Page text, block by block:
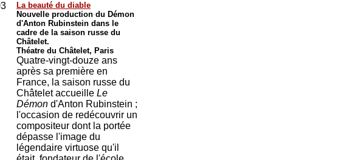
La beauté du diable
Nouvelle production du Démon
d'Anton Rubinstein dans le
cadre de la saison russe du
Châtelet.
Théatre du Châtelet, Paris
Quatre-vingt-douze ans
après sa première en
France, la saison russe du
Châtelet accueille Le
Démon d'Anton Rubinstein ;
l'occasion de redécouvrir un
compositeur dont la portée
dépasse l'image du
légendaire virtuose qu'il